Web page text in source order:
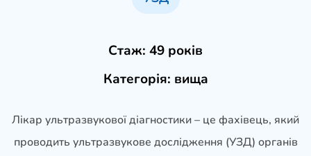
Стаж: 49 років
Категорія: вища
Лікар ультразвукової діагностики – це фахівець, який
проводить ультразвукове дослідження (УЗД) органів